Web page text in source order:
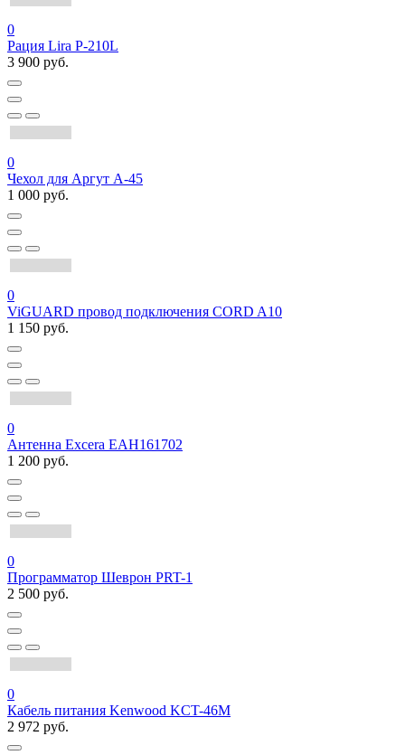
0
Рация Lira P-210L
3 900 руб.
0
Чехол для Аргут А-45
1 000 руб.
0
ViGUARD провод подключения CORD A10
1 150 руб.
0
Антенна Excera EAH161702
1 200 руб.
0
Программатор Шеврон PRT-1
2 500 руб.
0
Кабель питания Kenwood KCT-46M
2 972 руб.